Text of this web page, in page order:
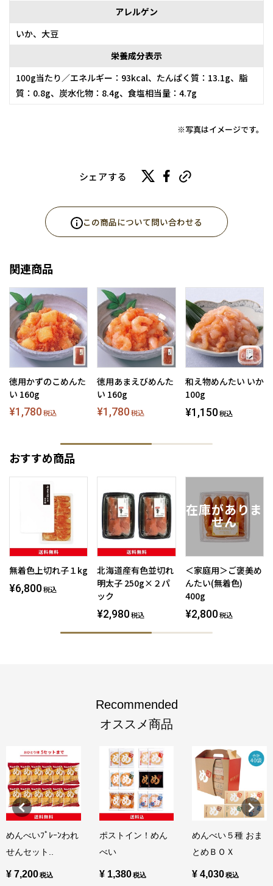
アレルゲン
いか、大豆
栄養成分表示
100g当たり／エネルギー：93kcal、たんぱく質：13.1g、脂
質：0.8g、炭水化物：8.4g、食塩相当量：4.7g
※写真はイメージです。
シェアする
この商品について問い合わせる
関連商品
徳用かずのこめんた
い 160g
¥1,780 税込
徳用あまえびめんた
い 160g
¥1,780 税込
和え物めんたい いか
100g
¥1,150 税込
おすすめ商品
無着色上切れ子１kg
¥6,800 税込
北海道産有色並切れ
明太子 250g×２パ
ック
¥2,980 税込
＜家庭用＞ご褒美め
んたい(無着色)
400g
¥2,800 税込
Recommended
オススメ商品
めんべいﾌﾟﾚｰﾝわれ
せんセット..
¥ 7,200
ポストイン！めん
べい
¥ 1,380
めんべい５種 おま
とめＢＯＸ
¥ 4,030